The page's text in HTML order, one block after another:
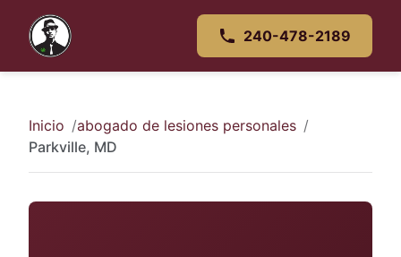
240-478-2189
Inicio
abogado de lesiones personales
Parkville, MD